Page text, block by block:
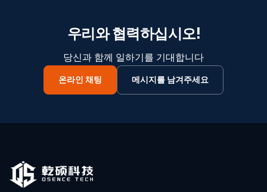
우리와 협력하십시오!
당신과 함께 일하기를 기대합니다
온라인 채팅 메시지를 남겨주세요